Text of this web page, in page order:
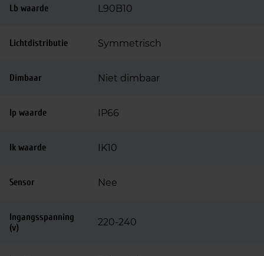
Lb waarde L90B10
Lichtdistributie Symmetrisch
Dimbaar Niet dimbaar
Ip waarde IP66
Ik waarde IK10
Sensor Nee
Ingangsspanning
(v)
220-240